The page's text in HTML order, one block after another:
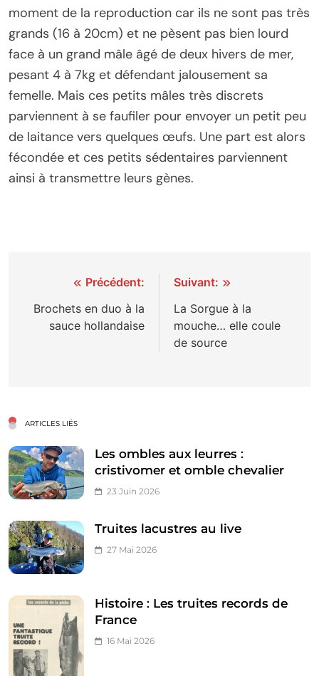
moment de la reproduction car ils ne sont pas très
grands (16 à 20cm) et ne pèsent pas bien lourd
face à un grand mâle âgé de deux hivers de mer,
pesant 4 à 7kg et défendant jalousement sa
femelle. Mais ces petits mâles très discrets
parviennent à se faufiler pour envoyer un petit peu
de laitance vers quelques œufs. Une part est alors
fécondée et ces petits sédentaires parviennent
ainsi à transmettre leurs gènes.
Navigation
de
l’article
Précédent:
Brochets en duo à la
sauce hollandaise
Suivant:
La Sorgue à la
mouche… elle coule
de source
ARTICLES LIÉS
Les ombles aux leurres :
cristivomer et omble chevalier
23 Juin 2026
Truites lacustres au live
27 Mai 2026
Histoire : Les truites records de
France
16 Mai 2026